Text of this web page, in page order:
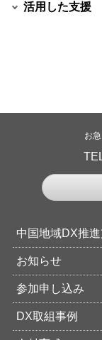
活用した支援
お
中国地域DX推
お知らせ
参加申し込み
DX取組事例